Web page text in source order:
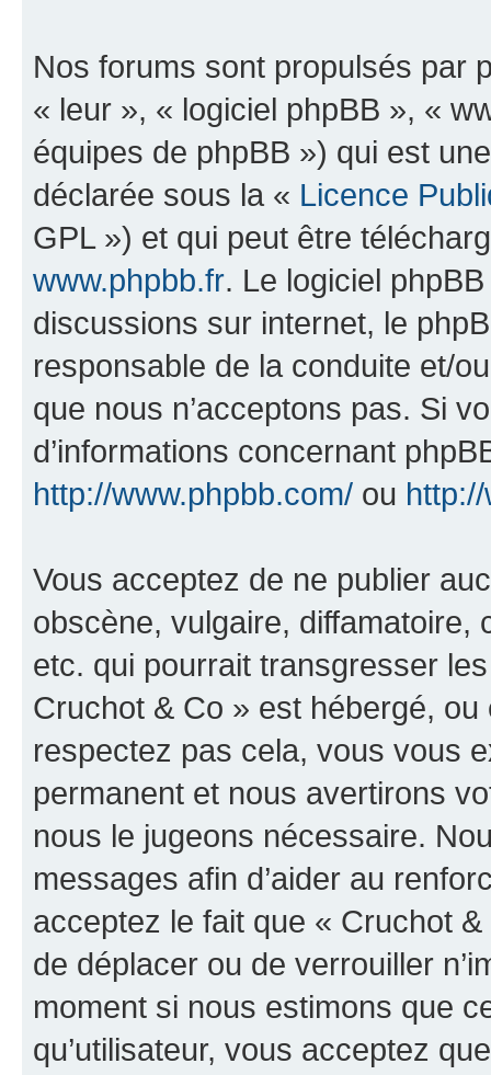
Nos forums sont propulsés par
« leur », « logiciel phpBB », «
équipes de phpBB ») qui est
déclarée sous la « Licence
GPL ») et qui peut être
www.phpbb.fr. Le logiciel
discussions sur internet, le
responsable de la conduite et/
que nous n’acceptons pas. Si
d’informations concernant
http://www.phpbb.com/ ou
Vous acceptez de ne publier
obscène, vulgaire, diffamatoire,
etc. qui pourrait transgresser
Cruchot & Co » est hébergé,
respectez pas cela, vous vous
permanent et nous avertirons
nous le jugeons nécessaire.
messages afin d’aider au
acceptez le fait que « Cruchot
de déplacer ou de verrouiller
moment si nous estimons que
qu’utilisateur, vous acceptez